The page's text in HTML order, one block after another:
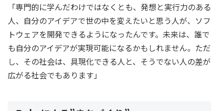
「専門的に学んだわけではなくとも、発想と実行力のある
人、自分のアイデアで世の中を変えたいと思う人が、ソフ
トウェアを開発できるようになったんです。未来は、誰で
も自分のアイデアが実現可能になるかもしれません。ただ
し、その社会は、具現化できる人と、そうでない人の差が
広がる社会でもあります」